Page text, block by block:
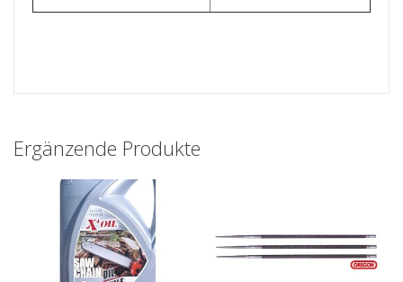
Ergänzende Produkte